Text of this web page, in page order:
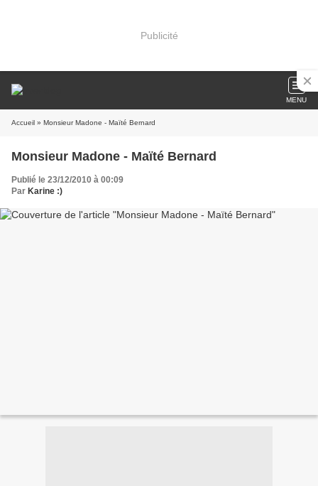
Publicité
MENU
Accueil » Monsieur Madone - Maïté Bernard
Monsieur Madone - Maïté Bernard
Publié le 23/12/2010 à 00:09
Par Karine :)